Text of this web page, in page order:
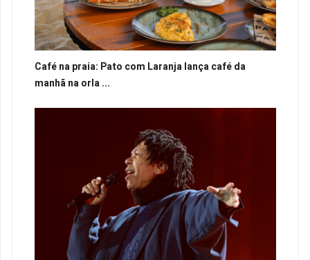
Café na praia: Pato com Laranja lança café da
manhã na orla ...